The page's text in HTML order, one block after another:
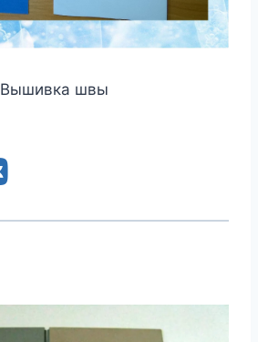
Вышивка швы